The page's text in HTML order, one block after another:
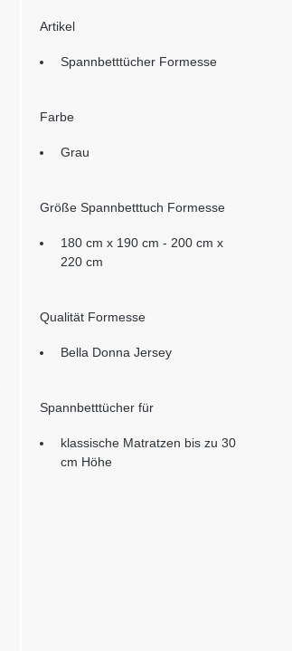
Artikel
Spannbetttücher Formesse
Farbe
Grau
Größe Spannbetttuch Formesse
180 cm x 190 cm - 200 cm x
220 cm
Qualität Formesse
Bella Donna Jersey
Spannbetttücher für
klassische Matratzen bis zu 30
cm Höhe